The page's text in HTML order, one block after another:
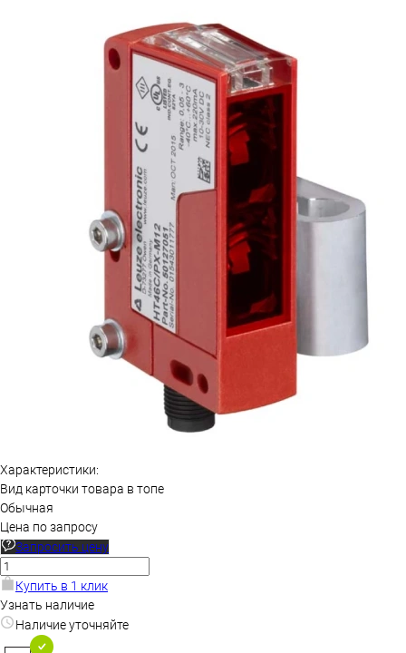
Характеристики:
Вид карточки товара в топе
Обычная
Цена по запросу
Запросить цену
Купить в 1 клик
Узнать наличие
Наличие уточняйте